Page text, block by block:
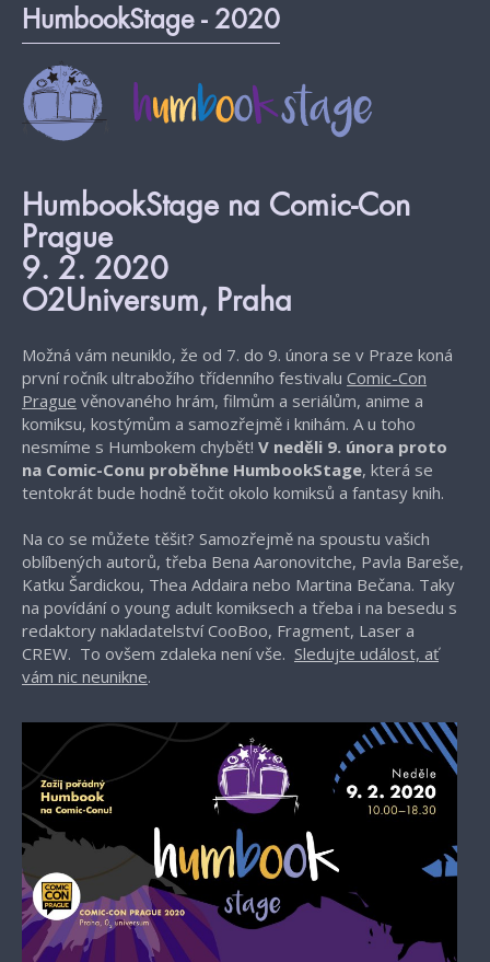
HumbookStage - 2020
HumbookStage na Comic-Con
Prague
9. 2. 2020
O2Universum, Praha
Možná vám neuniklo, že od 7. do 9. února se v Praze koná
první ročník ultrabožího třídenního festivalu Comic-Con
Prague věnovaného hrám, filmům a seriálům, anime a
komiksu, kostýmům a samozřejmě i knihám. A u toho
nesmíme s Humbokem chybět! V neděli 9. února proto
na Comic-Conu proběhne HumbookStage, která se
tentokrát bude hodně točit okolo komiksů a fantasy knih.
Na co se můžete těšit? Samozřejmě na spoustu vašich
oblíbených autorů, třeba Bena Aaronovitche, Pavla Bareše,
Katku Šardickou, Thea Addaira nebo Martina Bečana. Taky
na povídání o young adult komiksech a třeba i na besedu s
redaktory nakladatelství CooBoo, Fragment, Laser a
CREW. To ovšem zdaleka není vše. Sledujte událost, ať
vám nic neunikne.